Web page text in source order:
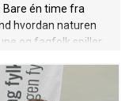
Bare én time fra
hvordan naturen
og fagfolk spiller
og mer fisk, vi gir